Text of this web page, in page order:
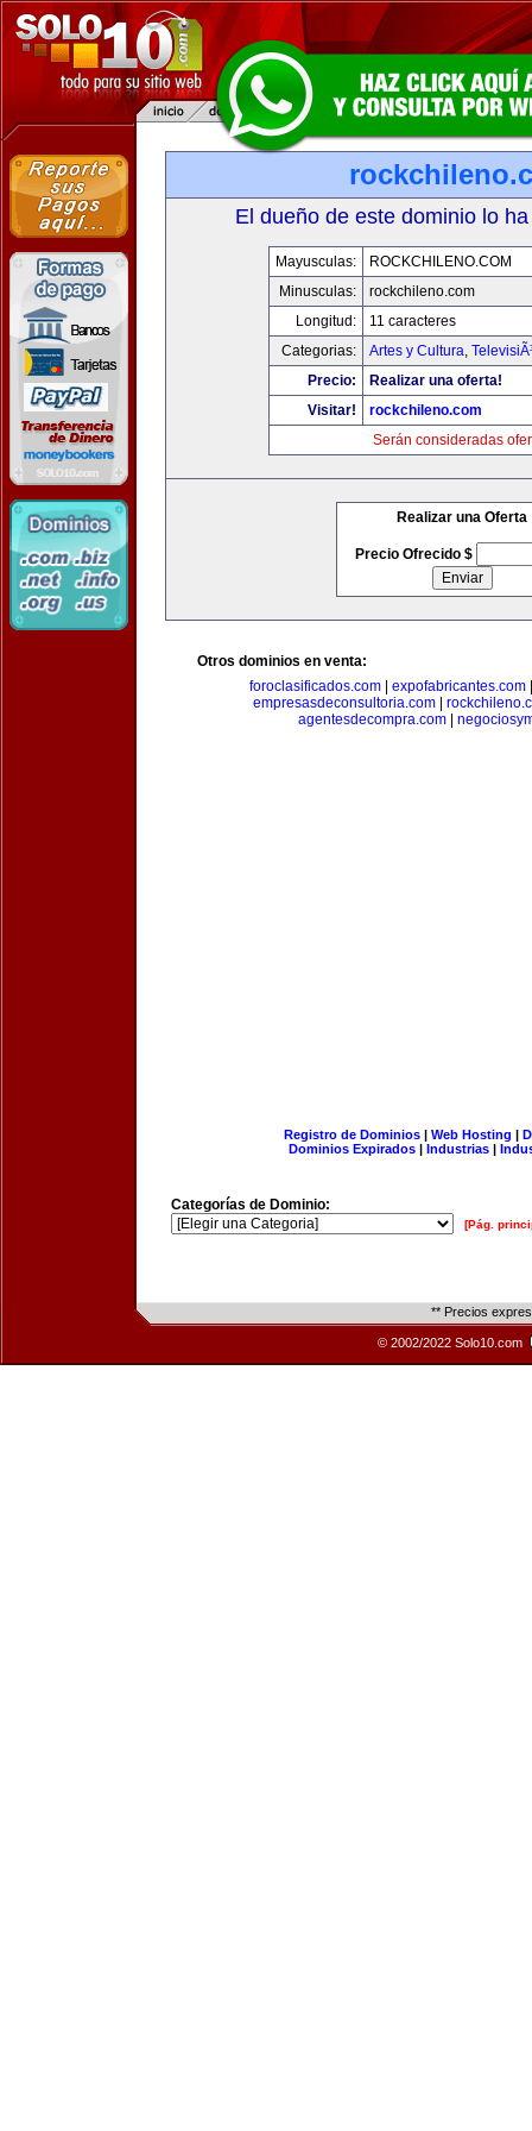
El dueño de este dominio lo
Mayusculas:
ROCKCHILENO.COM
Minusculas:
rockchileno.com
Longitud:
11 caracteres
Categorias:
Artes y Cultura,
Precio:
Realizar una oferta!
Visitar!
rockchileno.com
Serán consideradas
Realizar una Oferta
Precio Ofrecido $
Otros dominios en venta:
foroclasificados.com
expofabricantes.com
empresasdeconsultoria.com
agentesdecompra.com|
Registro de Dominios| Web Hosting |
Dominios Expirados | Industrias |
Categorías de Dominio:
[Pág.
** Precios
© 2002/2022 Solo10.com